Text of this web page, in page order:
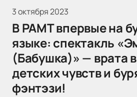
3 октября 2023
В РАМТ впервые на
языке: спектакль
(Бабушка)» — врата
детских чувств и
фэнтэзи!